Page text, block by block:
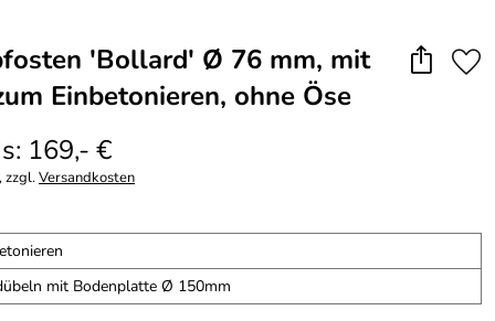
'Bollard' Ø 76 mm, mit
Einbetonieren, ohne Öse
169,- €
zzgl.Versandkosten
mit Bodenplatte Ø 150mm